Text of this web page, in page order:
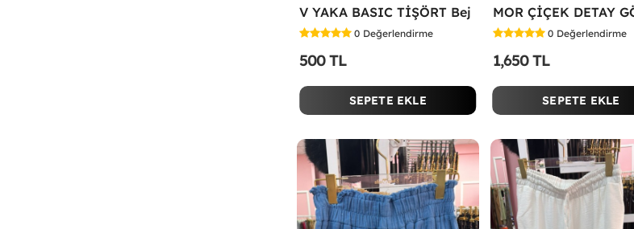
V YAKA BASIC TİŞÖRT Bej
0 Değerlendirme
500 TL
SEPETE EKLE
0 Değerlendirme
1,650 TL
SEPETE EKLE